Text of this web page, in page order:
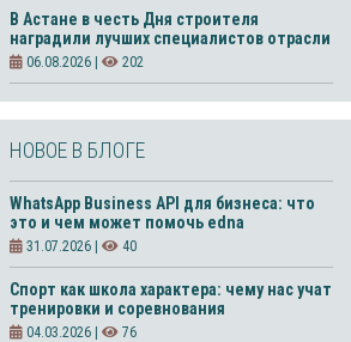
В Астане в честь Дня строителя
наградили лучших специалистов отрасли
06.08.2026 | 202
НОВОЕ В БЛОГЕ
WhatsApp Business API для бизнеса: что
это и чем может помочь edna
31.07.2026 | 40
Спорт как школа характера: чему нас учат
тренировки и соревнования
04.03.2026 | 76